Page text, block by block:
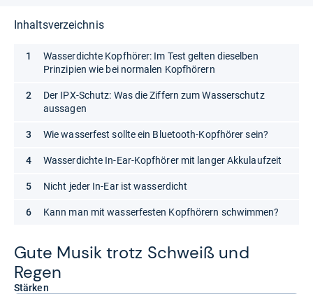
Gute Musik trotz Schweiß und
Regen
Stärken
Inhaltsverzeichnis
Wasserdichte Kopfhörer: Im Test gelten dieselben
Prinzipien wie bei normalen Kopfhörern
Der IPX-Schutz: Was die Ziffern zum Wasserschutz
aussagen
Wie wasserfest sollte ein Bluetooth-Kopfhörer sein?
Wasserdichte In-Ear-Kopfhörer mit langer Akkulaufzeit
Nicht jeder In-Ear ist wasserdicht
Kann man mit wasserfesten Kopfhörern schwimmen?